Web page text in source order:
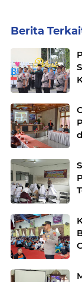
Berita